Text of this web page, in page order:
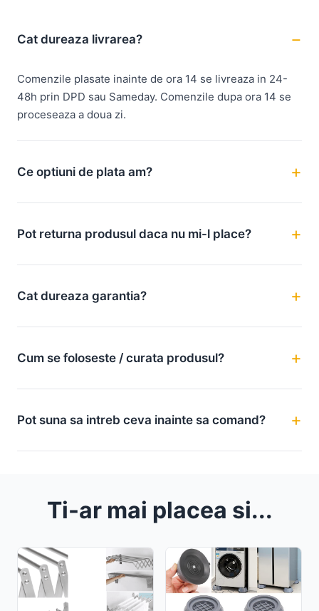
Cat dureaza livrarea?
Comenzile plasate inainte de ora 14 se livreaza in 24-
48h prin DPD sau Sameday. Comenzile dupa ora 14 se
proceseaza a doua zi.
Ce optiuni de plata am?
Pot returna produsul daca nu mi-l place?
Cat dureaza garantia?
Cum se foloseste / curata produsul?
Pot suna sa intreb ceva inainte sa comand?
Ti-ar mai placea si...